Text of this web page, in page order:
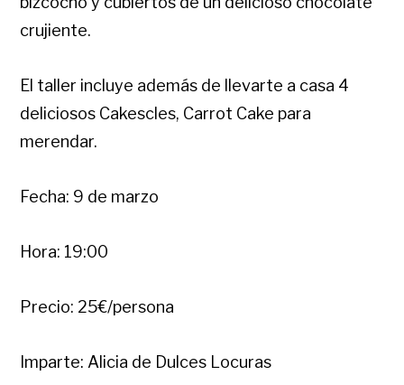
crujiente.
El taller incluye además de llevarte a casa 4
deliciosos Cakescles, Carrot Cake para
merendar.
Fecha: 9 de marzo
Hora: 19:00
Precio: 25€/persona
Imparte: Alicia de Dulces Locuras